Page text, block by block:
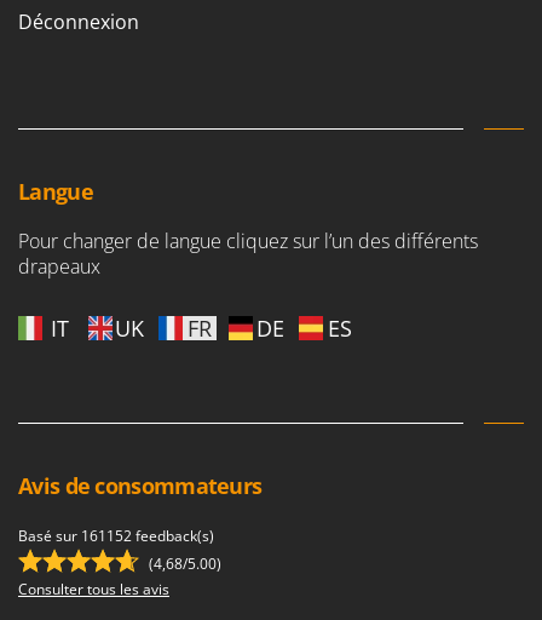
Zomax
Déconnexion
Langue
Pour changer de langue cliquez sur l’un des différents
drapeaux
IT UK FR DE ES
Avis de consommateurs
Basé sur 161152 feedback(s)
(4,68/5.00)
Consulter tous les avis